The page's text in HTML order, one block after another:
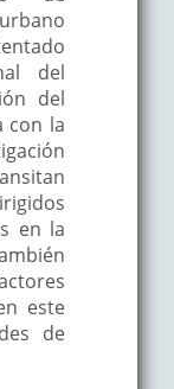
del
del
con la
en la
este
de